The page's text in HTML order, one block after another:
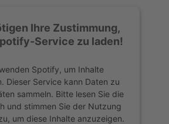
Ihre Zustimmung,
Service zu laden!
Spotify, um Inhalte
Dieser Service kann Daten zu
sammeln. Bitte lesen Sie die
und stimmen Sie der Nutzung
um diese Inhalte anzuzeigen.